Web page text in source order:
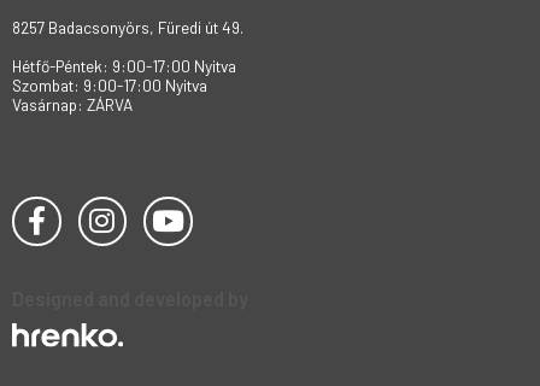
8257 Badacsonyörs, Füredi út 49.
Hétfő-Péntek: 9:00-17:00 Nyitva
Szombat: 9:00-17:00 Nyitva
Vasárnap: ZÁRVA